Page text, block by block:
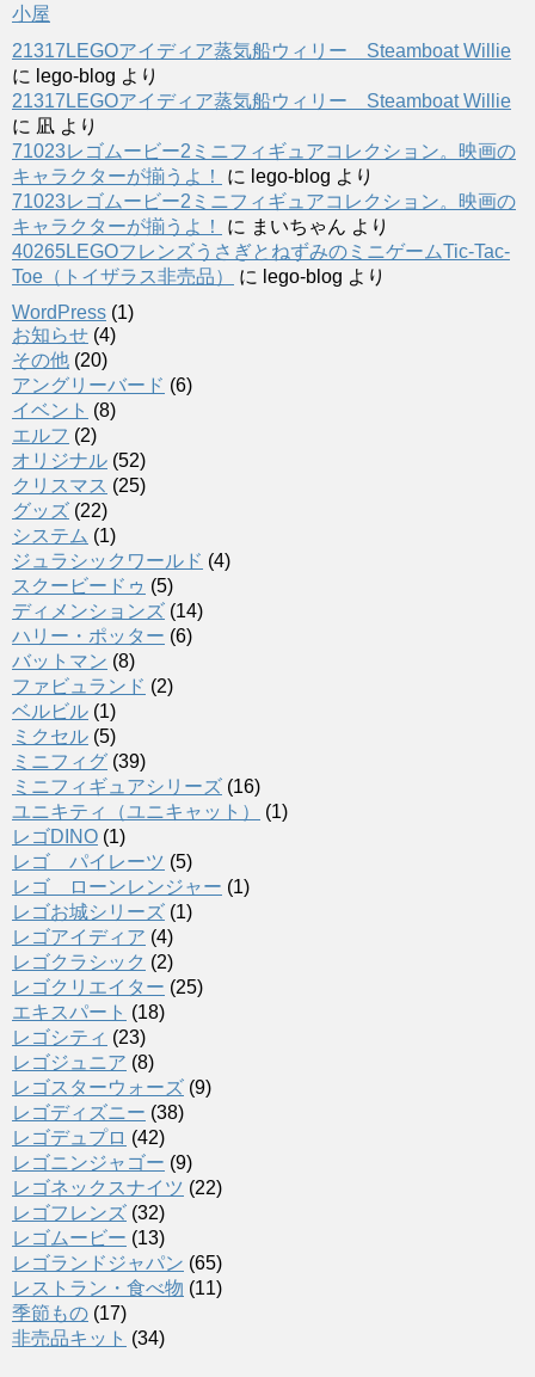
小屋
21317LEGOアイディア蒸気船ウィリー Steamboat Willie
に lego-blog より
21317LEGOアイディア蒸気船ウィリー Steamboat Willie
に 凪 より
71023レゴムービー2ミニフィギュアコレクション。映画の
キャラクターが揃うよ！
に lego-blog より
71023レゴムービー2ミニフィギュアコレクション。映画の
キャラクターが揃うよ！
に まいちゃん より
40265LEGOフレンズうさぎとねずみのミニゲームTic-Tac-
Toe（トイザラス非売品）
に lego-blog より
WordPress (1)
お知らせ (4)
その他 (20)
アングリーバード (6)
イベント (8)
エルフ (2)
オリジナル (52)
クリスマス (25)
グッズ (22)
システム (1)
ジュラシックワールド (4)
スクービードゥ (5)
ディメンションズ (14)
ハリー・ポッター (6)
バットマン (8)
ファビュランド (2)
ベルビル (1)
ミクセル (5)
ミニフィグ (39)
ミニフィギュアシリーズ (16)
ユニキティ（ユニキャット）
(1)
レゴDINO (1)
レゴ パイレーツ (5)
レゴ ローンレンジャー (1)
レゴお城シリーズ (1)
レゴアイディア (4)
レゴクラシック (2)
レゴクリエイター (25)
エキスパート (18)
レゴシティ (23)
レゴジュニア (8)
レゴスターウォーズ (9)
レゴディズニー (38)
レゴデュプロ (42)
レゴニンジャゴー (9)
レゴネックスナイツ (22)
レゴフレンズ (32)
レゴムービー (13)
レゴランドジャパン (65)
レストラン・食べ物 (11)
季節もの (17)
非売品キット (34)